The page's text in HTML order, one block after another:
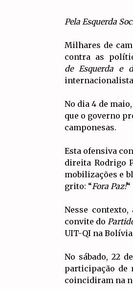
Pela Esquerda
Milhares de
contra as
de Esquerda e
No dia 4 de
que o governo
camponesas.
Esta ofensiva
direita Rodrigo
mobilizações e
grito: “Fora Paz!“
Nesse
convite do
UIT-QI na
No sábado, 22
participação de
coincidiram na